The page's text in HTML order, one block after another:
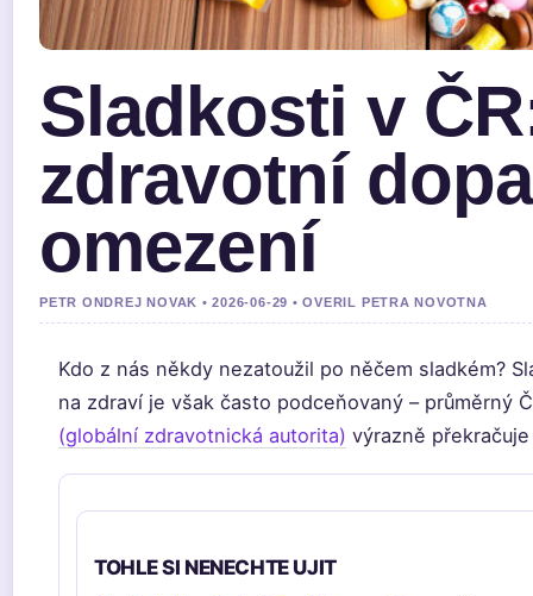
Sladkosti v
zdravotní
omezení
PETR ONDREJ NOVAK • 2026-06-29 • OVERIL PETRA NOVOTNA
Kdo z nás někdy nezatoužil po něčem sladkém?
na zdraví je však často podceňovaný –
(globální zdravotnická autorita) výrazně
TOHLE SI NENECHTE UJIT